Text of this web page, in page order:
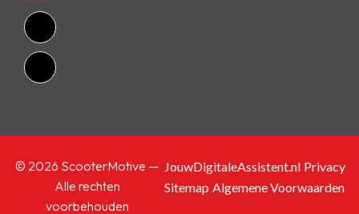
© 2026 ScooterMotive —
Alle rechten
voorbehouden
JouwDigitaleAssistent.nl Privacy
Sitemap Algemene Voorwaarden